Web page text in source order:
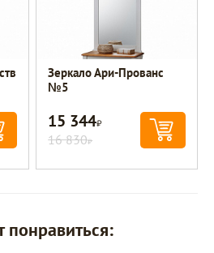
Зеркало Ари-Прованс
№5
15 344Р
16 830Р